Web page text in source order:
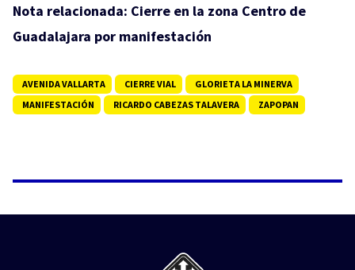
Nota relacionada: Cierre en la zona Centro de
Guadalajara por manifestación
AVENIDA VALLARTA CIERRE VIAL
GLORIETA LA MINERVA
MANIFESTACIÓN
RICARDO CABEZAS TALAVERA ZAPOPAN